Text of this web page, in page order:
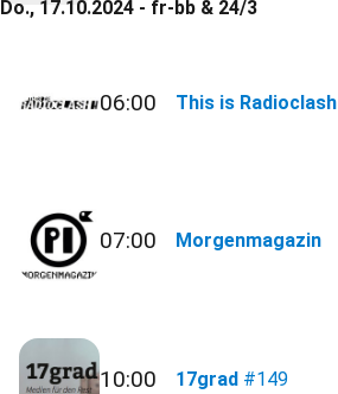
Do., 17.10.2024 - fr-bb & 24/3
06:00 This is Radioclash
07:00 Morgenmagazin
10:00 17grad #149